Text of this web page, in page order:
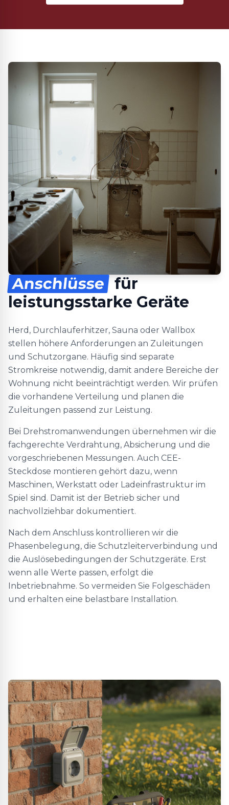
Anschlüsse für
leistungsstarke Geräte
Herd, Durchlauferhitzer, Sauna oder Wallbox
stellen höhere Anforderungen an Zuleitungen
und Schutzorgane. Häufig sind separate
Stromkreise notwendig, damit andere Bereiche der
Wohnung nicht beeinträchtigt werden. Wir prüfen
die vorhandene Verteilung und planen die
Zuleitungen passend zur Leistung.
Bei Drehstromanwendungen übernehmen wir die
fachgerechte Verdrahtung, Absicherung und die
vorgeschriebenen Messungen. Auch CEE-
Steckdose montieren gehört dazu, wenn
Maschinen, Werkstatt oder Ladeinfrastruktur im
Spiel sind. Damit ist der Betrieb sicher und
nachvollziehbar dokumentiert.
Nach dem Anschluss kontrollieren wir die
Phasenbelegung, die Schutzleiterverbindung und
die Auslösebedingungen der Schutzgeräte. Erst
wenn alle Werte passen, erfolgt die
Inbetriebnahme. So vermeiden Sie Folgeschäden
und erhalten eine belastbare Installation.